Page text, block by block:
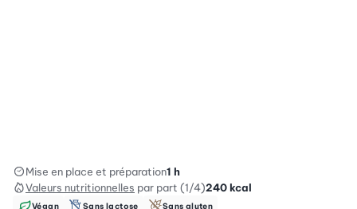
Mise en place et préparation1 h
Valeurs nutritionnelles par part (1/4)240kcal
Végan Sans lactose Sans gluten